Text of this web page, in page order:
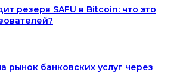
резерв SAFU в Bitcoin: что это
рынок банковских услуг через